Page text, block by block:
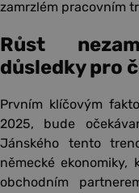
zamrzlém pracovním
Růst
důsledky pro
Prvním klíčovým
2025, bude
Jánského tento
německé
obchodním